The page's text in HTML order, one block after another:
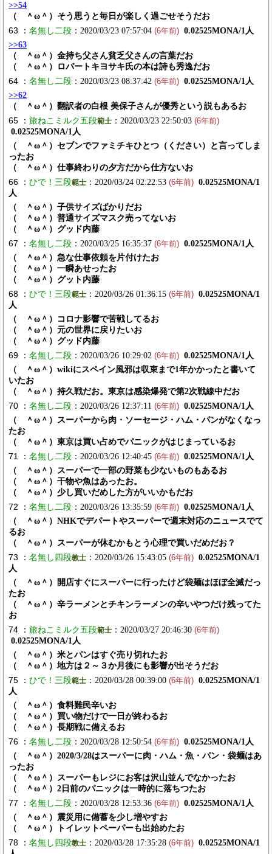
>>54
（ ＾ω＾）そう思うと毎日が楽しく過ごせそうだお
63 ： 名無し二段 ：2020/03/23 07:57:04 (6年前) 0.02525MONA/1人
>>63
（ ＾ω＾）金持ち父さん貧乏父さんの言葉だお
（ ＾ω＾）ロバートキヨサキ氏の本は詩も秀逸だお
64 ： 名無し二段 ：2020/03/23 08:37:42 (6年前) 0.02525MONA/1人
>>62
（ ＾ω＾）翻訳者の白根 美保子さんが優秀という説もあるお
65 ： 旅ねこミルク五段範士 ：2020/03/23 22:50:03 (6年前)
0.02525MONA/1人
（ ＾ω＾）セブンでファミチキひとつ（ください）と言ってしま
ったお
（ ＾ω＾）仕事終わりの夕方だから仕方ないお
66 ： ひで！三段範士 ：2020/03/24 02:22:53 (6年前) 0.02525MONA/1
人
（ ＾ω＾）子供サイズばかりだお
（ ＾ω＾）普通サイズマスク売ってないお
（ ＾ω＾）グッド内藤
67 ： 名無し二段 ：2020/03/25 16:35:37 (6年前) 0.02525MONA/1人
（ ＾ω＾）急な仕事依頼を片付けたお
（ ＾ω＾）一瞬あせったお
（ ＾ω＾）グット内藤
68 ： ひで！三段範士 ：2020/03/26 01:36:15 (6年前) 0.02525MONA/1
人
（ ＾ω＾）コロナ影響で苦戦してるお
（ ＾ω＾）元の世界に戻りたいお
（ ＾ω＾）グッド内藤
69 ： 名無し二段 ：2020/03/26 10:29:02 (6年前) 0.02525MONA/1人
（ ＾ω＾）wikiにスペイン風邪は収束まで1年かかったと書いて
いたお
（ ＾ω＾）持久戦だお。東京は感染爆発で第2次戦線中だお
70 ： 名無し二段 ：2020/03/26 12:37:11 (6年前) 0.02525MONA/1人
（ ＾ω＾）スーパーから肉・ソーセージ・ハム・パンがなくなっ
たお
（ ＾ω＾）東京は買い占めでパニックがはじまっているお
71 ： 名無し二段 ：2020/03/26 12:40:45 (6年前) 0.02525MONA/1人
（ ＾ω＾）スーパーで一部の野菜も少ないものもあるお
（ ＾ω＾）干物や魚はあったお。
（ ＾ω＾）少し買いだめした方がいいかもだお
72 ： 名無し二段 ：2020/03/26 13:35:59 (6年前) 0.02525MONA/1人
（ ＾ω＾）NHKでデパートやスーパーで週末対応のニュースでて
るお
（ ＾ω＾）スーパーが休むかもとう心理で買いだめだお？
73 ： 名無し四段教士 ：2020/03/26 15:43:05 (6年前) 0.02525MONA/1
人
（ ＾ω＾）開店すぐにスーパーに行ったけど袋麺はほぼ全滅だっ
たお
（ ＾ω＾）辛ラーメンとチキンラーメンの辛いやつだけ残ってた
お
74 ： 旅ねこミルク五段範士 ：2020/03/27 20:46:30 (6年前)
0.02525MONA/1人
（ ＾ω＾）米とパンはすぐ売り切れたお
（ ＾ω＾）地方は２～３か月後にも影響が出そうだお
75 ： ひで！三段範士 ：2020/03/28 00:39:00 (6年前) 0.02525MONA/1
人
（ ＾ω＾）食料難民辛いお
（ ＾ω＾）買い物だけで一日が終わるお
（ ＾ω＾）長期戦に備えるお
76 ： 名無し二段 ：2020/03/28 12:50:54 (6年前) 0.02525MONA/1人
（ ＾ω＾）2020/3/28はスーパーに肉・ハム・魚・パン・袋麺はあ
ったお
（ ＾ω＾）スーパーもレジにお客は沢山並んでなかったお
（ ＾ω＾）2日前のパニックは一時的に落ちつたお
77 ： 名無し二段 ：2020/03/28 12:53:36 (6年前) 0.02525MONA/1人
（ ＾ω＾）震災用に備蓄を少し増やすお
（ ＾ω＾）トイレットペーパーも出始めたお
78 ： 名無し四段教士 ：2020/03/28 17:35:28 (6年前) 0.02525MONA/1